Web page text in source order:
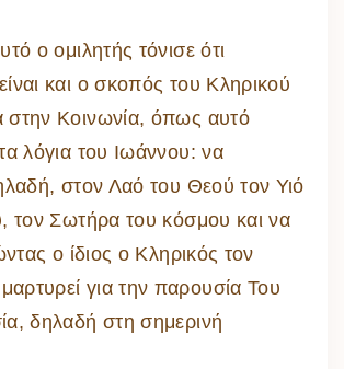
ο ομιλητής τόνισε ότι
και ο σκοπός του Κληρικού
στην Κοινωνία, όπως αυτό
λόγια του Ιωάννου: να
στον Λαό του Θεού τον Υιό
τον Σωτήρα του κόσμου και να
ο ίδιος ο Κληρικός τον
για την παρουσία Του
δηλαδή στη σημερινή